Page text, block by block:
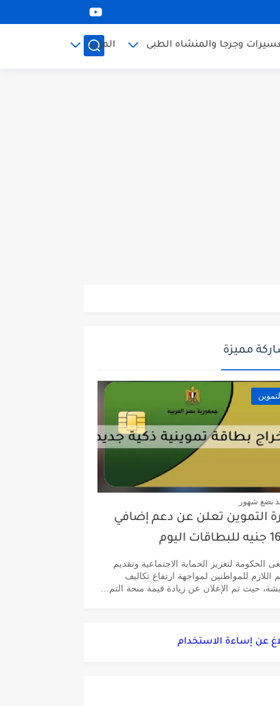
وجرجا والمنشاه الطبى المزيد
مميزة
التموين
بضع شهور
التموين تعلن عن دعم إضافي
اليوم
الحكومة لتعزيز الحماية الاجتماعية وتقديم
اللازم للمواطنين لمواجهة ارتفاع تكاليف
حيث تم الإعلان عن زيادة قيمة منحة التم...
عن إساءة الاستخدام